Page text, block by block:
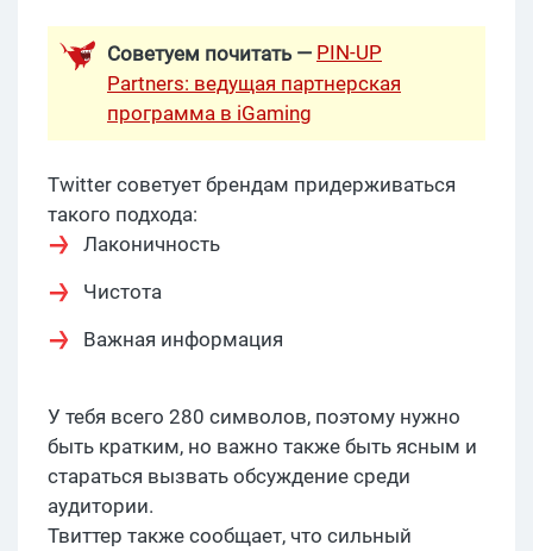
Советуем почитать — PIN-UP
Partners: ведущая партнерская
программа в iGaming
Twitter советует брендам придерживаться
такого подхода:
Лаконичность
Чистота
Важная информация
У тебя всего 280 символов, поэтому нужно
быть кратким, но важно также быть ясным и
стараться вызвать обсуждение среди
аудитории.
Твиттер также сообщает, что сильный